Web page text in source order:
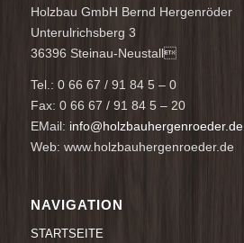
Holzbau GmbH Bernd Hergenröder
Unterulrichsberg 3
36396 Steinau-Neustall
Tel.: 0 66 67 / 91 84 5 – 0
Fax: 0 66 67 / 91 84 5 – 20
EMail: info@holzbauhergenroeder.de
Web: www.holzbauhergenroeder.de
NAVIGATION
STARTSEITE